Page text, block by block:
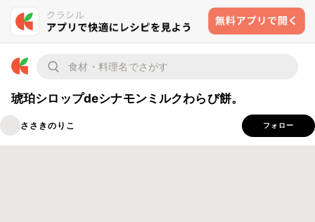
琥珀シロップdeシナモンミルクわらび餅。
ささきのりこ フォロー